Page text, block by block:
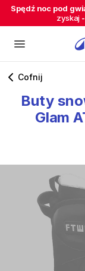
Spędź noc pod
zyskaj
Cofnij
Buty
Glam